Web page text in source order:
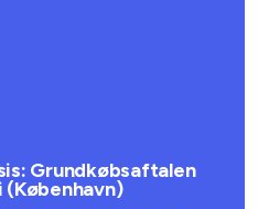
Grundkøbsaftalen